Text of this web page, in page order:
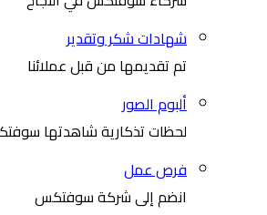
شهادات شكر وتقدير
تم تقديمها من قبل عملائنا
ألبوم الصور
لحظات تذكارية شاهدتها
فرص عمل
انضم إلى شركة سوفتكس